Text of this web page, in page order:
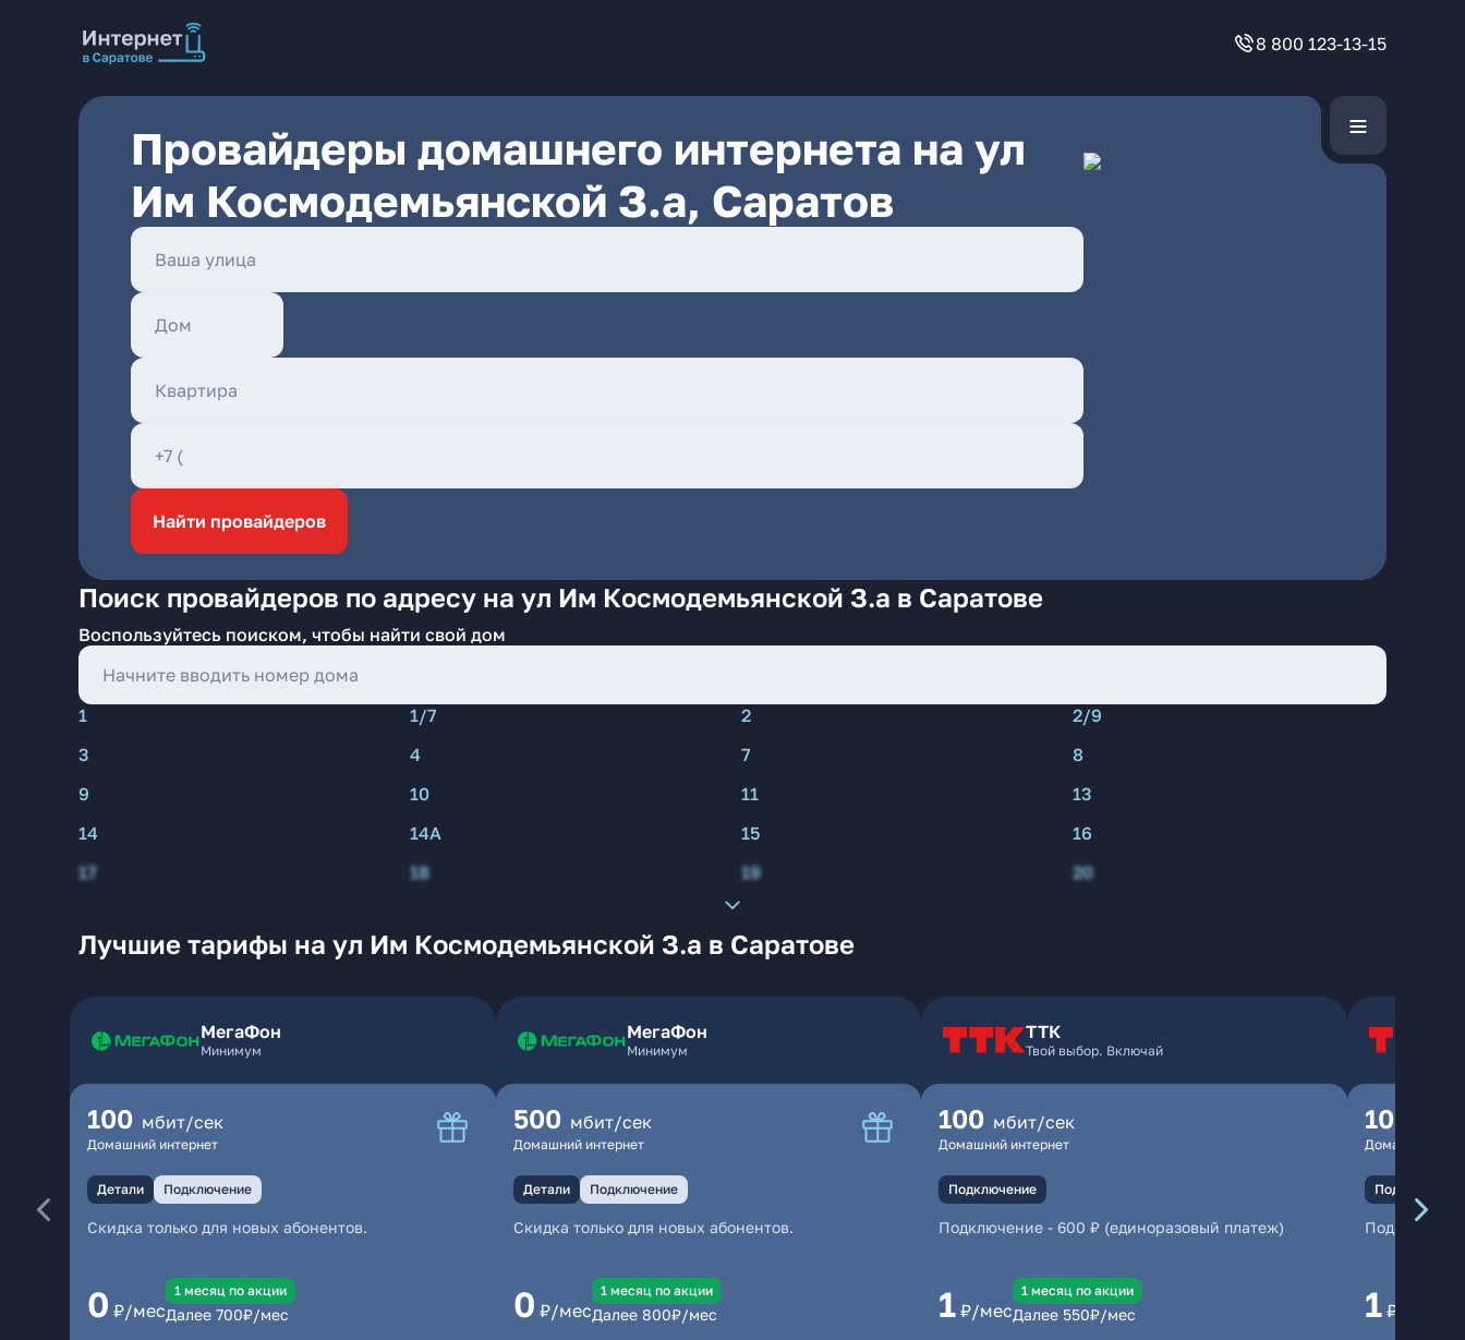
8 800 123-13-15
Провайдеры домашнего интернета на ул
Им Космодемьянской З.а, Саратов
Найти провайдеров
Поиск провайдеров по адресу на ул Им Космодемьянской З.а в Саратове
Воспользуйтесь поиском, чтобы найти свой дом
1 1/7 2
2/9
3
4 7
8
9
10 11
13
14
14А 15
16
17
18 19 20
Лучшие тарифы на ул Им Космодемьянской З.а в Саратове
МегаФон
Минимум
100 мбит/сек
Домашний интернет
Детали Подключение
Скидка только для новых абонентов.
0 ₽/мес
1 месяц по акции
Далее 700₽/мес
МегаФон
Минимум
500 мбит/сек
Домашний интернет
Детали Подключение
Скидка только для новых абонентов.
0 ₽/мес
1 месяц по акции
Далее 800₽/мес
ТТК
Твой выбор. Включай
100 мбит/сек
Домашний интернет
Подключение
Подключение - 600 ₽ (единоразовый платеж)
1 ₽/мес
1 месяц по акции
Далее 550₽/мес
100
Домашний
Подключение
1 ₽/мес